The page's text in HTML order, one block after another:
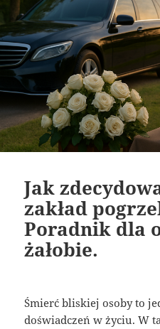
Jak
zakład
Poradnik dla
żałobie.
Śmierć bliskiej osoby to
doświadczeń w życiu. W